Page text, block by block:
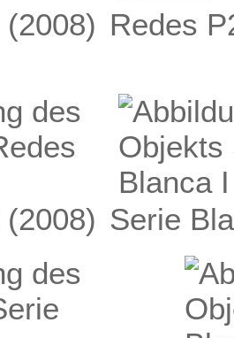
(2008) Redes
(2008) Serie